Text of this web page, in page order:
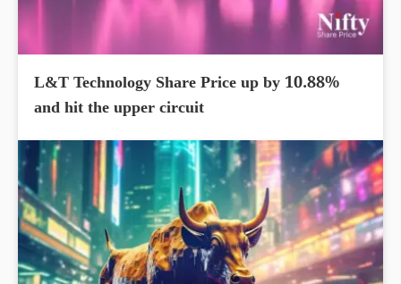
L&T Technology Share Price up by 10.88%
and hit the upper circuit